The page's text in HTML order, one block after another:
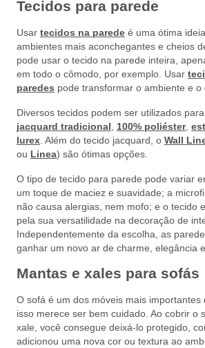
Tecidos para parede
Usar tecidos na parede é uma ótima
ambientes mais aconchegantes e cheios
pode usar o tecido na parede inteira,
em todo o cômodo, por exemplo. Usar
paredes pode transformar o ambiente e
Diversos tecidos podem ser utilizados
jacquard tradicional
100% poliéster,
lurex . Além do tecido jacquard, o Wall
ou Linea) são ótimas opções.
O tipo de tecido para parede pode variar
um toque de maciez e suavidade; a
não causa alergias, nem mofo; e o tecido
pela sua versatilidade na decoração de
Independentemente da escolha, as
ganhar um novo ar de charme, elegância
Mantas e xales para sofás
O sofá é um dos móveis mais
isso merece ser bem cuidado. Ao cobrir o
xale, você consegue deixá-lo protegido,
adicionou uma nova cor ou textura ao